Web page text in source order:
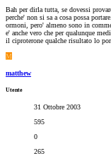
Bah per dirla tutta, se dovessi
perche' non si sa a cosa possa
ormoni, pero' almeno sono in
e' anche vero che per qualunque
il ciproterone qualche risultato lo
M
matthew
Utente
31 Ottobre 2003
595
0
265